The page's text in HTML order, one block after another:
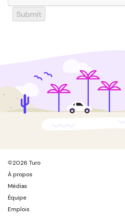
Submit
©2026 Turo
À propos
Médias
Équipe
Emplois